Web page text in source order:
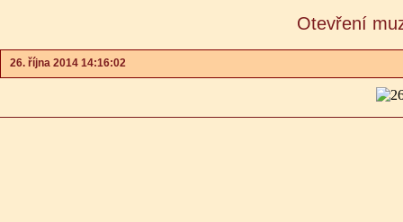
Otevření
26. října 2014 14:16:02